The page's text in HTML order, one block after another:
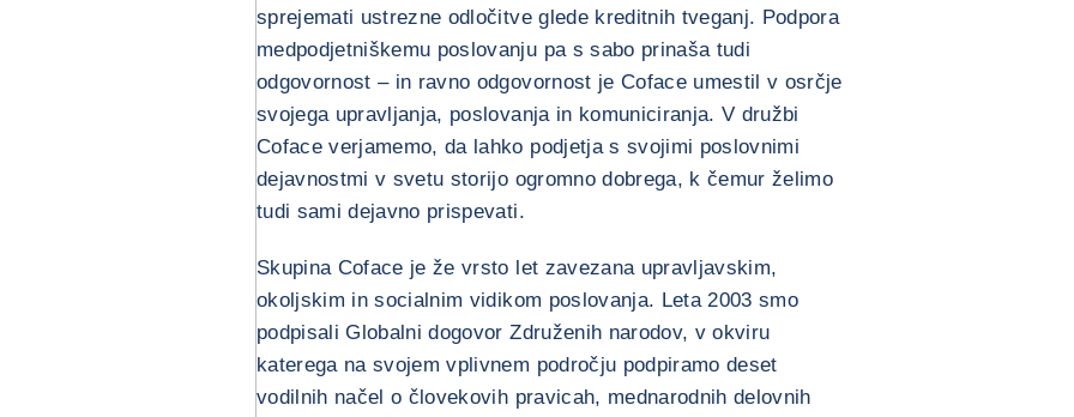
sprejemati ustrezne odločitve glede kreditnih tveganj. Podpora
medpodjetniškemu poslovanju pa s sabo prinaša tudi
odgovornost – in ravno odgovornost je Coface umestil v osrčje
svojega upravljanja, poslovanja in komuniciranja. V družbi
Coface verjamemo, da lahko podjetja s svojimi poslovnimi
dejavnostmi v svetu storijo ogromno dobrega, k čemur želimo
tudi sami dejavno prispevati.
Skupina Coface je že vrsto let zavezana upravljavskim,
okoljskim in socialnim vidikom poslovanja. Leta 2003 smo
podpisali Globalni dogovor Združenih narodov, v okviru
katerega na svojem vplivnem področju podpiramo deset
vodilnih načel o človekovih pravicah, mednarodnih delovnih